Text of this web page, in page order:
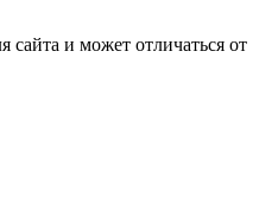
сайта и может отличаться от